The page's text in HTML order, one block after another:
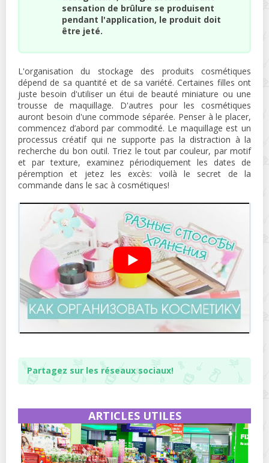
sensation de brûlure se produisent
pendant l'application, le produit doit
être jeté.
L'organisation du stockage des produits cosmétiques
dépend de sa quantité et de sa variété. Certaines filles ont
juste besoin d'utiliser un étui de beauté miniature ou une
trousse de maquillage. D'autres pour les cosmétiques
auront besoin d'une commode séparée. Penser à le placer,
commencez d’abord par commodité. Le maquillage est un
processus créatif qui ne supporte pas la distraction à la
recherche du bon outil. Triez le tout par couleur, par motif
et par texture, examinez périodiquement les dates de
péremption et jetez les excès: voilà le secret de la
commande dans le sac à cosmétiques!
Partagez sur les réseaux sociaux!
ARTICLES UTILES